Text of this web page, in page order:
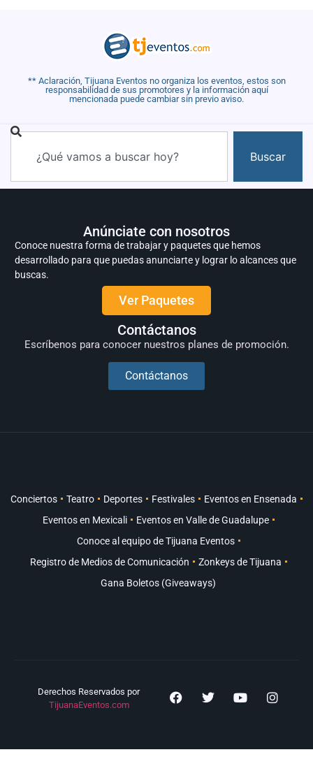
** Aclaración, Tijuana Eventos no organiza los eventos, estos son
responsabilidad de sus promotores y la información aquí
mencionada puede cambiar sin previo aviso.
Buscar
Anúnciate con nosotros
Conoce nuestra forma de trabajar y paquetes que hemos
desarrollado para que puedas anunciarte y lograr lo alcances que
buscas.
Ver Paquetes
Contáctanos
Escríbenos para conocer nuestros planes de promoción.
Contáctanos
Conciertos Teatro Deportes Festivales
Eventos en Ensenada
Eventos en Mexicali
Eventos en Valle de Guadalupe
Conoce al equipo de Tijuana Eventos
Registro de Medios de Comunicación
Zonkeys de Tijuana
Gana Boletos (Giveaways)
Derechos Reservados por
TijuanaEventos.com